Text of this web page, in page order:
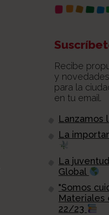
Recibe
y
para la
en tu email.
Lanzamos
La
La
Global
"Somos
Materiales
22/23